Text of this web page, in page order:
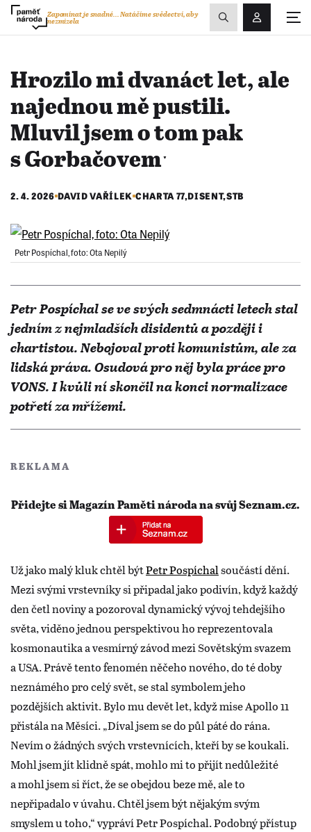
Přihlášení/
Zapomínat je snadné...Natáčíme svědectví, aby
nezmizela
Zobrazit
vyhledávání
Hrozilo mi dvanáct let, ale
najednou mě pustili.
Mluvil jsem o tom pak
s Gorbačovemˑ
2. 4. 2026 DAVID VAŘÍLEK CHARTA 77,DISENT,STB
Petr Pospíchal, foto: Ota Nepilý
​​​​​​​Petr Pospíchal se ve svých sedmnácti letech stal
jedním z nejmladších disidentů a později i
chartistou. Nebojoval proti komunistům, ale za
lidská práva. Osudová pro něj byla práce pro
VONS. I kvůli ní skončil na konci normalizace
potřetí za mřížemi.
REKLAMA
Přidejte si Magazín Paměti národa na svůj Seznam.cz.
Už jako malý kluk chtěl býtPetr Pospíchalsoučástí dění.
Mezi svými vrstevníky si připadal jako podivín, když každý
den četl noviny a pozoroval dynamický vývoj tehdejšího
světa, viděno jednou perspektivou ho reprezentovala
kosmonautika a vesmírný závod mezi Sovětským svazem
a USA. Právě tento fenomén něčeho nového, do té doby
neznámého pro celý svět, se stal symbolem jeho
pozdějších aktivit. Bylo mu devět let, když mise Apollo 11
přistála na Měsíci. „Díval jsem se do půl páté do rána.
Nevím o žádných svých vrstevnících, kteří by se koukali.
Mohl jsem jít klidně spát, mohlo mi to přijít nedůležité
a mohl jsem si říct, že se obejdou beze mě, ale to
nepřipadalo v úvahu. Chtěl jsem být nějakým svým
smyslem u toho,“ vypráví Petr Pospíchal. Podobný přístup